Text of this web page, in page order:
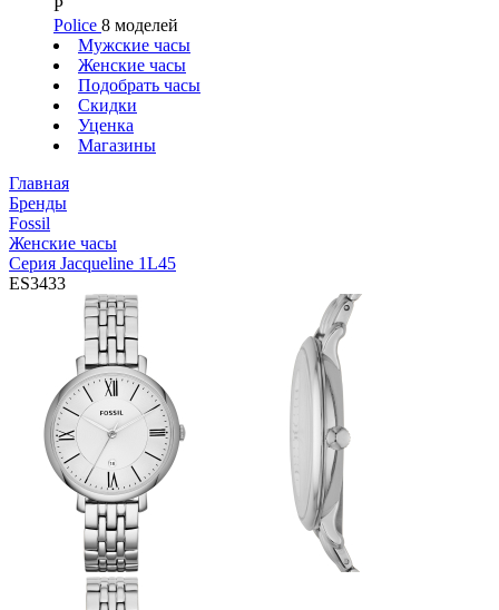
P
Police 8 моделей
Мужские часы
Женские часы
Подобрать часы
Скидки
Уценка
Магазины
Главная
Бренды
Fossil
Женские часы
Серия Jacqueline 1L45
ES3433